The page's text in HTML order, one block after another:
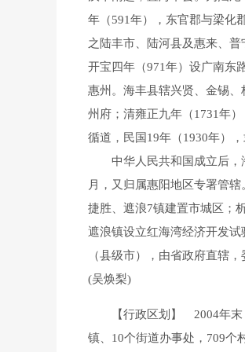
年（591年），东官郡与梁化
之陆丰市、陆河县及惠来、
开宝四年（971年）设广南东
惠州。海丰县辖兴贤、金锡
州府；清雍正九年（1731年
循道，民国19年（1930年）
中华人民共和国成立后，海
月，又归属惠阳地区专署管
捷胜、遮浪7镇建置市城区；
遮浪镇设立红海湾经济开发
（县级市），由省政府直辖
(吴焕梨)
【行政区划】 2004年末，
镇、10个街道办事处，709个